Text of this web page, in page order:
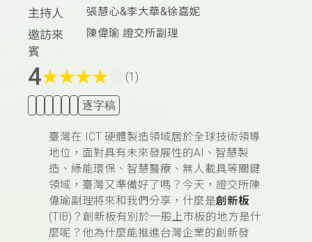
主持人 張慧心&李大華&徐嘉妮
邀訪來
賓
陳偉瑜 證交所副理
4★★★★ (1)
逐字稿
臺灣在 ICT 硬體製造領域居於全球技術領導
地位，面對具有未來發展性的AI、智慧製
造、綠能環保、智慧醫療、無人載具等關鍵
領域，臺灣又準備好了嗎？ 今天，證交所陳
偉瑜副理將來和我們分享，什麼是創新板
(TIB)？創新板有別於一般上市板的地方是什
麼呢？他為什麼能推進台灣企業的創新發